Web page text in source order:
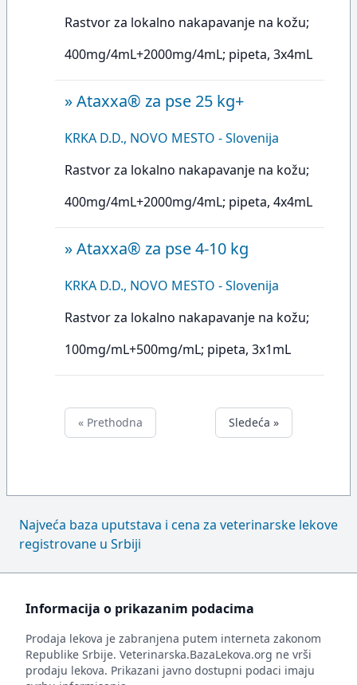
Rastvor za lokalno nakapavanje na kožu;
400mg/4mL+2000mg/4mL; pipeta, 3x4mL
»Ataxxa® za pse 25 kg+
KRKA D.D., NOVO MESTO - Slovenija
Rastvor za lokalno nakapavanje na kožu;
400mg/4mL+2000mg/4mL; pipeta, 4x4mL
»Ataxxa® za pse 4-10 kg
KRKA D.D., NOVO MESTO - Slovenija
Rastvor za lokalno nakapavanje na kožu;
100mg/mL+500mg/mL; pipeta, 3x1mL
« Prethodna Sledeća »
Najveća baza uputstava i cena za veterinarske lekove
registrovane u Srbiji
Informacija o prikazanim podacima
Prodaja lekova je zabranjena putem interneta zakonom
Republike Srbije. Veterinarska.BazaLekova.org ne vrši
prodaju lekova. Prikazani javno dostupni podaci imaju